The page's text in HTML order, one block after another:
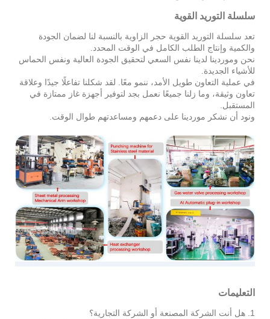
سلسلة التوريد القوية
تعد سلسلة التوريد القوية حجر الزاوية بالنسبة لنا لضمان الجودة
والكمية وإنتاج الطلب الكامل في الوقت المحدد.
نحن وموردينا لدينا نفس السعي لتحقيق الجودة العالية ونفس الحماس
للأشياء الجديدة.
في عملية التعاون طويل الأمد، ننمو معًا. لقد شكلنا تفاعلًا جيدًا وعلاقة
تعاون وثيقة، وما زلنا جميعًا نعمل بجد لتوفير أجهزة غاز ممتازة في
المستقبل.
ونود أن نشكر موردينا على دعمهم ومساعدتهم طوال الوقت.
التعليمات
1. هل أنت الشركة المصنعة أو الشركة التجارية؟